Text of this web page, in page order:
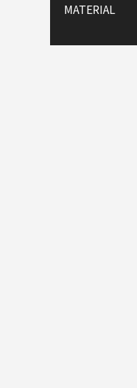
폰케이스
MATERIAL